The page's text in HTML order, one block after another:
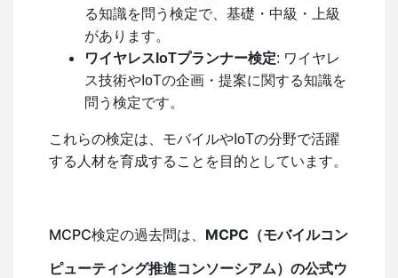
る知識を問う検定で、基礎・中級・上級
があります。
ワイヤレスIoTプランナー検定: ワイヤレ
ス技術やIoTの企画・提案に関する知識を
問う検定です。
これらの検定は、モバイルやIoTの分野で活躍
する人材を育成することを目的としています。
MCPC検定の過去問は、 MCPC（モバイルコン
ピューティング推進コンソーシアム）の公式ウ